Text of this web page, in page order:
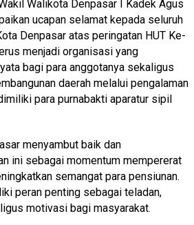
Walikota Denpasar I Kadek Agus
ucapan selamat kepada seluruh
Denpasar atas peringatan HUT Ke-
menjadi organisasi yang
bagi para anggotanya sekaligus
daerah melalui pengalaman
para purnabakti aparatur sipil
menyambut baik dan
ini sebagai momentum mempererat
semangat para pensiunan.
peran penting sebagai teladan,
motivasi bagi masyarakat.